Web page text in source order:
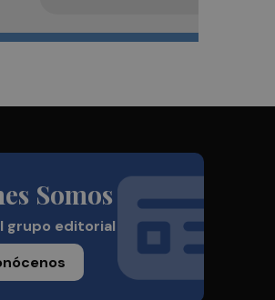
Somos
grupo editorial